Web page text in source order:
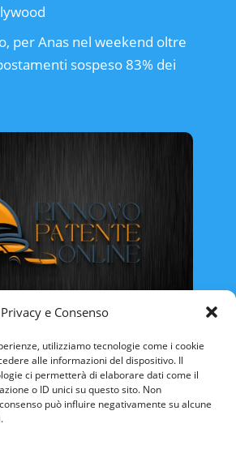
Privacy e Consenso
utilizziamo tecnologie come i cookie
alle informazioni del dispositivo. Il
ci permetterà di elaborare dati come il
o ID unici su questo sito. Non
può influire negativamente su alcune
per Anas nel weekend oltre
sospeso 83% dei